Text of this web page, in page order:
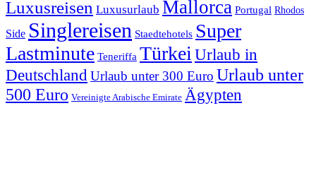
Luxusreisen Luxusurlaub Mallorca Portugal Rhodos
Side Singlereisen Staedtehotels Super
Lastminute Teneriffa Türkei Urlaub in
DeutschlandUrlaub unter 300 Euro Urlaub unter
500 Euro Vereinigte Arabische Emirate Ägypten